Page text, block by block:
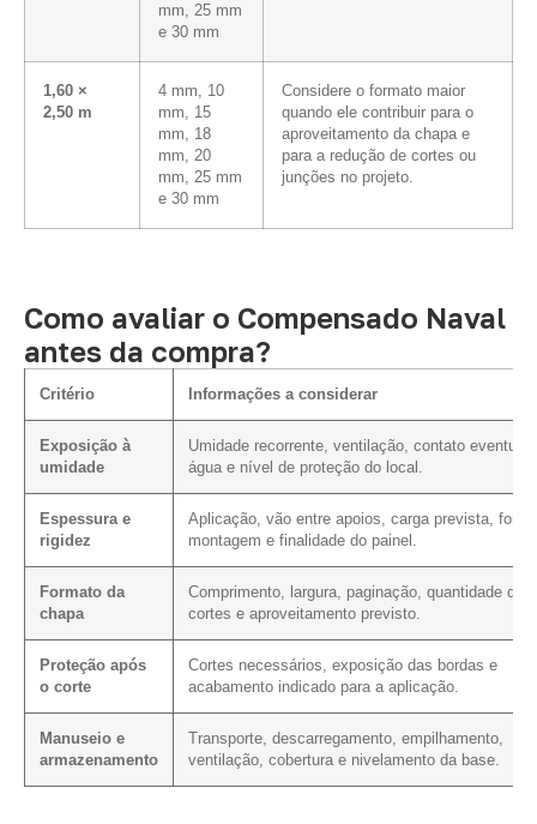
mm, 25 mm
e 30 mm
1,60 ×
2,50 m
4 mm, 10
mm, 15
mm, 18
mm, 20
mm, 25 mm
e 30 mm
Considere o formato maior
quando ele contribuir para o
aproveitamento da chapa e
para a redução de cortes ou
junções no projeto.
Como avaliar o Compensado Naval
antes da compra?
Critério Informações a considerar
Exposição à
umidade
Umidade recorrente, ventilação, contato eventual
água e nível de proteção do local.
Espessura e
rigidez
Aplicação, vão entre apoios, carga prevista,
montagem e finalidade do painel.
Formato da
chapa
Comprimento, largura, paginação, quantidade de
cortes e aproveitamento previsto.
Proteção após
o corte
Cortes necessários, exposição das bordas e
acabamento indicado para a aplicação.
Manuseio e
armazenamento
Transporte, descarregamento, empilhamento,
ventilação, cobertura e nivelamento da base.